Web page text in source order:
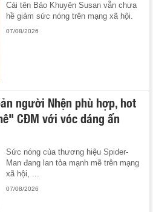
Cái tên Bảo Khuyên Susan vẫn chưa
hề giảm sức nóng trên mạng xã hội.
07/08/2026
người Nhện phù hợp, hot
CĐM với vóc dáng ấn
Sức nóng của thương hiệu Spider-
Man đang lan tỏa mạnh mẽ trên mạng
xã hội, ...
07/08/2026